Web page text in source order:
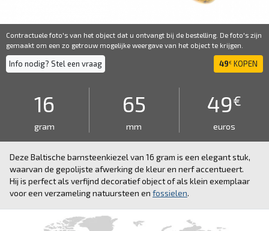
Contractuele foto's van het object dat u ontvangt bij de bestelling. De foto's zijn
gemaakt om een ​​zo getrouw mogelijke weergave van het object te krijgen.
Info nodig? Stel een vraag 49€ KOPEN
16
gram
65
mm
49€
euros
Deze Baltische barnsteenkiezel van 16 gram is een elegant stuk,
waarvan de gepolijste afwerking de kleur en nerf accentueert.
Hij is perfect als verfijnd decoratief object of als klein exemplaar
voor een verzameling natuursteen en fossielen.